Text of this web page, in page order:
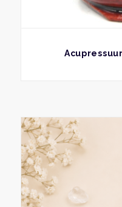
BEKIJK